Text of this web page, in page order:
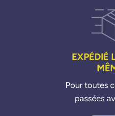
EXPÉDIÉ
Pour toutes
passées